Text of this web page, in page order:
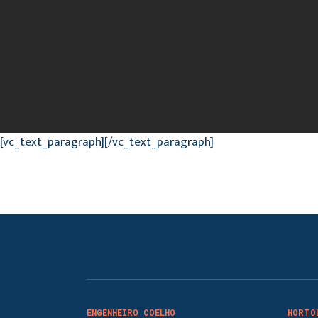
[vc_text_paragraph][/vc_text_paragraph]
ENGENHEIRO COELHO